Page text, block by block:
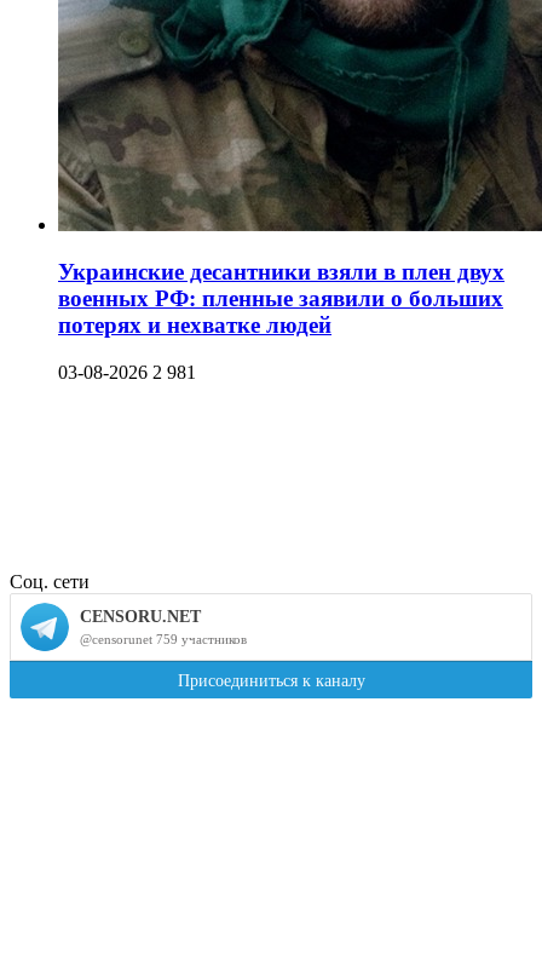
Украинские десантники взяли в плен двух
военных РФ: пленные заявили о больших
потерях и нехватке людей
03-08-2026 2 981
Соц. сети